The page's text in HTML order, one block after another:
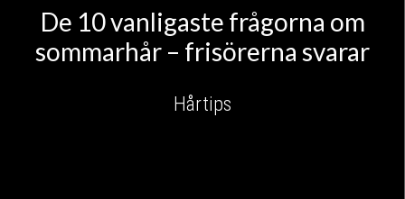
De 10 vanligaste frågorna om
sommarhår – frisörerna svarar
Hårtips